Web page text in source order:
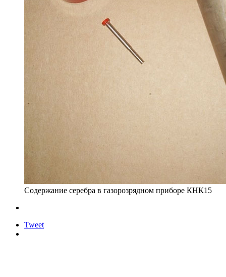
Содержание серебра в газорозрядном приборе КНК15
Tweet